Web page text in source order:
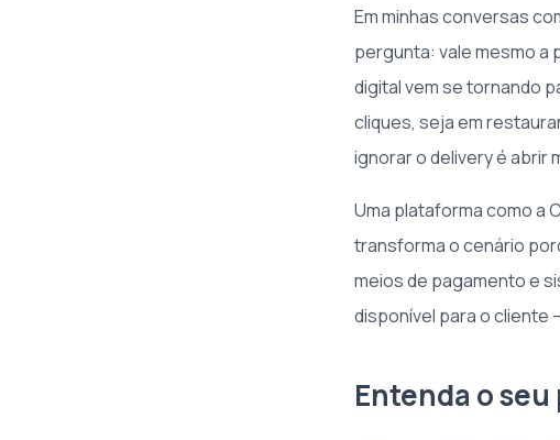
Em minhas conversas
pergunta: vale mesmo a
digital vem se tornando
cliques, seja em
ignorar o delivery é abrir
Uma plataforma como a
transforma o cenário
meios de pagamento e
disponível para o cliente
Entenda o